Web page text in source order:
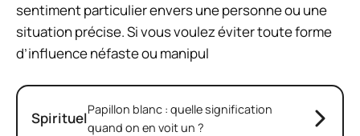
sentiment particulier envers une personne ou une
situation précise. Si vous voulez éviter toute forme
d’influence néfaste ou manipul
SpirituelPapillon blanc : quelle signification
quand on en voit un ?